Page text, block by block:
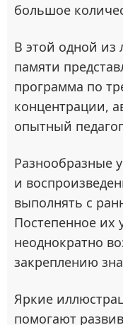
большое
В этой одной из
памяти
программа по
концентрации,
опытный
Разнообразные
и
выполнять с
Постепенное их
неоднократно
закреплению
Яркие
помогают